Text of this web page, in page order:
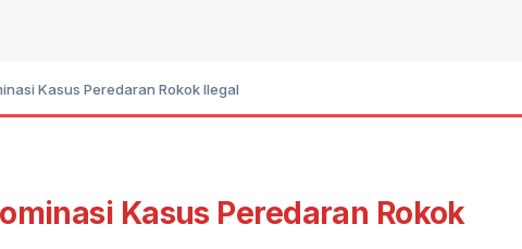
Kasus Peredaran Rokok Ilegal
Kasus Peredaran Rokok